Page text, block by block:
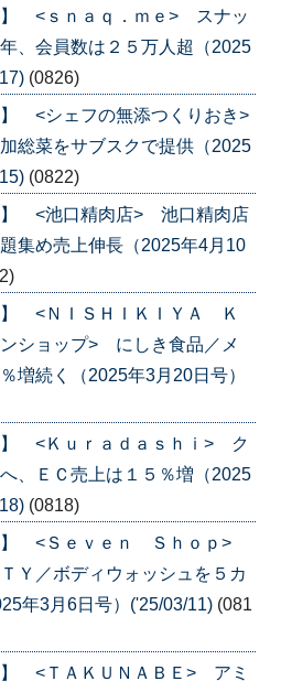
】 <ｓｎａｑ．ｍｅ> スナッ
、会員数は２５万人超（2025
(0826)
】 <シェフの無添つくりおき>
総菜をサブスクで提供（2025
(0822)
】 <池口精肉店> 池口精肉店
集め売上伸長（2025年4月10
】 <ＮＩＳＨＩＫＩＹＡ Ｋ
ンショップ> にしき食品／メ
増続く（2025年3月20日号）
】 <Ｋｕｒａｄａｓｈｉ> ク
、ＥＣ売上は１５％増（2025
(0818)
】 <Ｓｅｖｅｎ Ｓｈｏｐ>
Ｙ／ボディウォッシュを５カ
年3月6日号）('25/03/11) (081
】 <ＴＡＫＵＮＡＢＥ> アミ